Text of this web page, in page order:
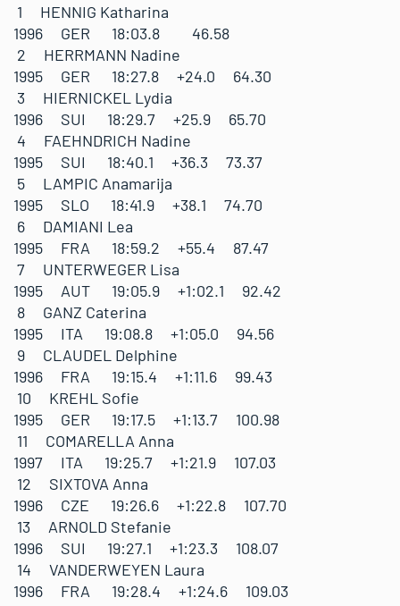
1 HENNIG Katharina
1996 GER 18:03.8 46.58
2 HERRMANN Nadine
1995 GER 18:27.8 +24.0 64.30
3 HIERNICKEL Lydia
1996 SUI 18:29.7 +25.9 65.70
4 FAEHNDRICH Nadine
1995 SUI 18:40.1 +36.3 73.37
5 LAMPIC Anamarija
1995 SLO 18:41.9 +38.1 74.70
6 DAMIANI Lea
1995 FRA 18:59.2 +55.4 87.47
7 UNTERWEGER Lisa
1995 AUT 19:05.9 +1:02.1 92.42
8 GANZ Caterina
1995 ITA 19:08.8 +1:05.0 94.56
9 CLAUDEL Delphine
1996 FRA 19:15.4 +1:11.6 99.43
10 KREHL Sofie
1995 GER 19:17.5 +1:13.7 100.98
11 COMARELLA Anna
1997 ITA 19:25.7 +1:21.9 107.03
12 SIXTOVA Anna
1996 CZE 19:26.6 +1:22.8 107.70
13 ARNOLD Stefanie
1996 SUI 19:27.1 +1:23.3 108.07
14 VANDERWEYEN Laura
1996 FRA 19:28.4 +1:24.6 109.03